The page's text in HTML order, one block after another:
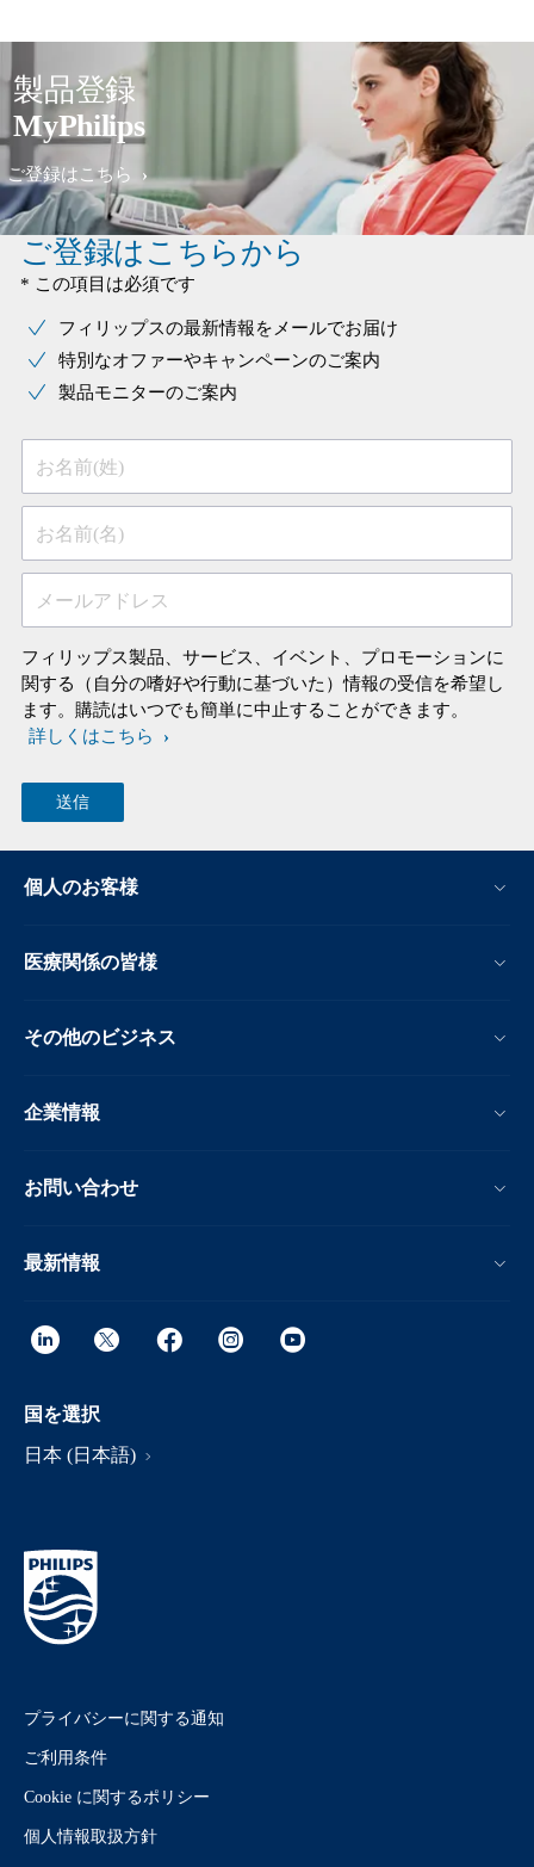
製品登録
MyPhilips
ご登録はこちら
ご登録はこちらから
* この項目は必須です
フィリップスの最新情報をメールでお届け
特別なオファーやキャンペーンのご案内
製品モニターのご案内
お名前(姓)
お名前(名)
メールアドレス
フィリップス製品、サービス、イベント、プロモーションに
関する（自分の嗜好や行動に基づいた）情報の受信を希望し
ます。購読はいつでも簡単に中止することができます。
詳しくはこちら
個人のお客様
医療関係の皆様
その他のビジネス
企業情報
お問い合わせ
最新情報
国を選択
日本 (日本語)
プライバシーに関する通知
ご利用条件
Cookie に関するポリシー
個人情報取扱方針